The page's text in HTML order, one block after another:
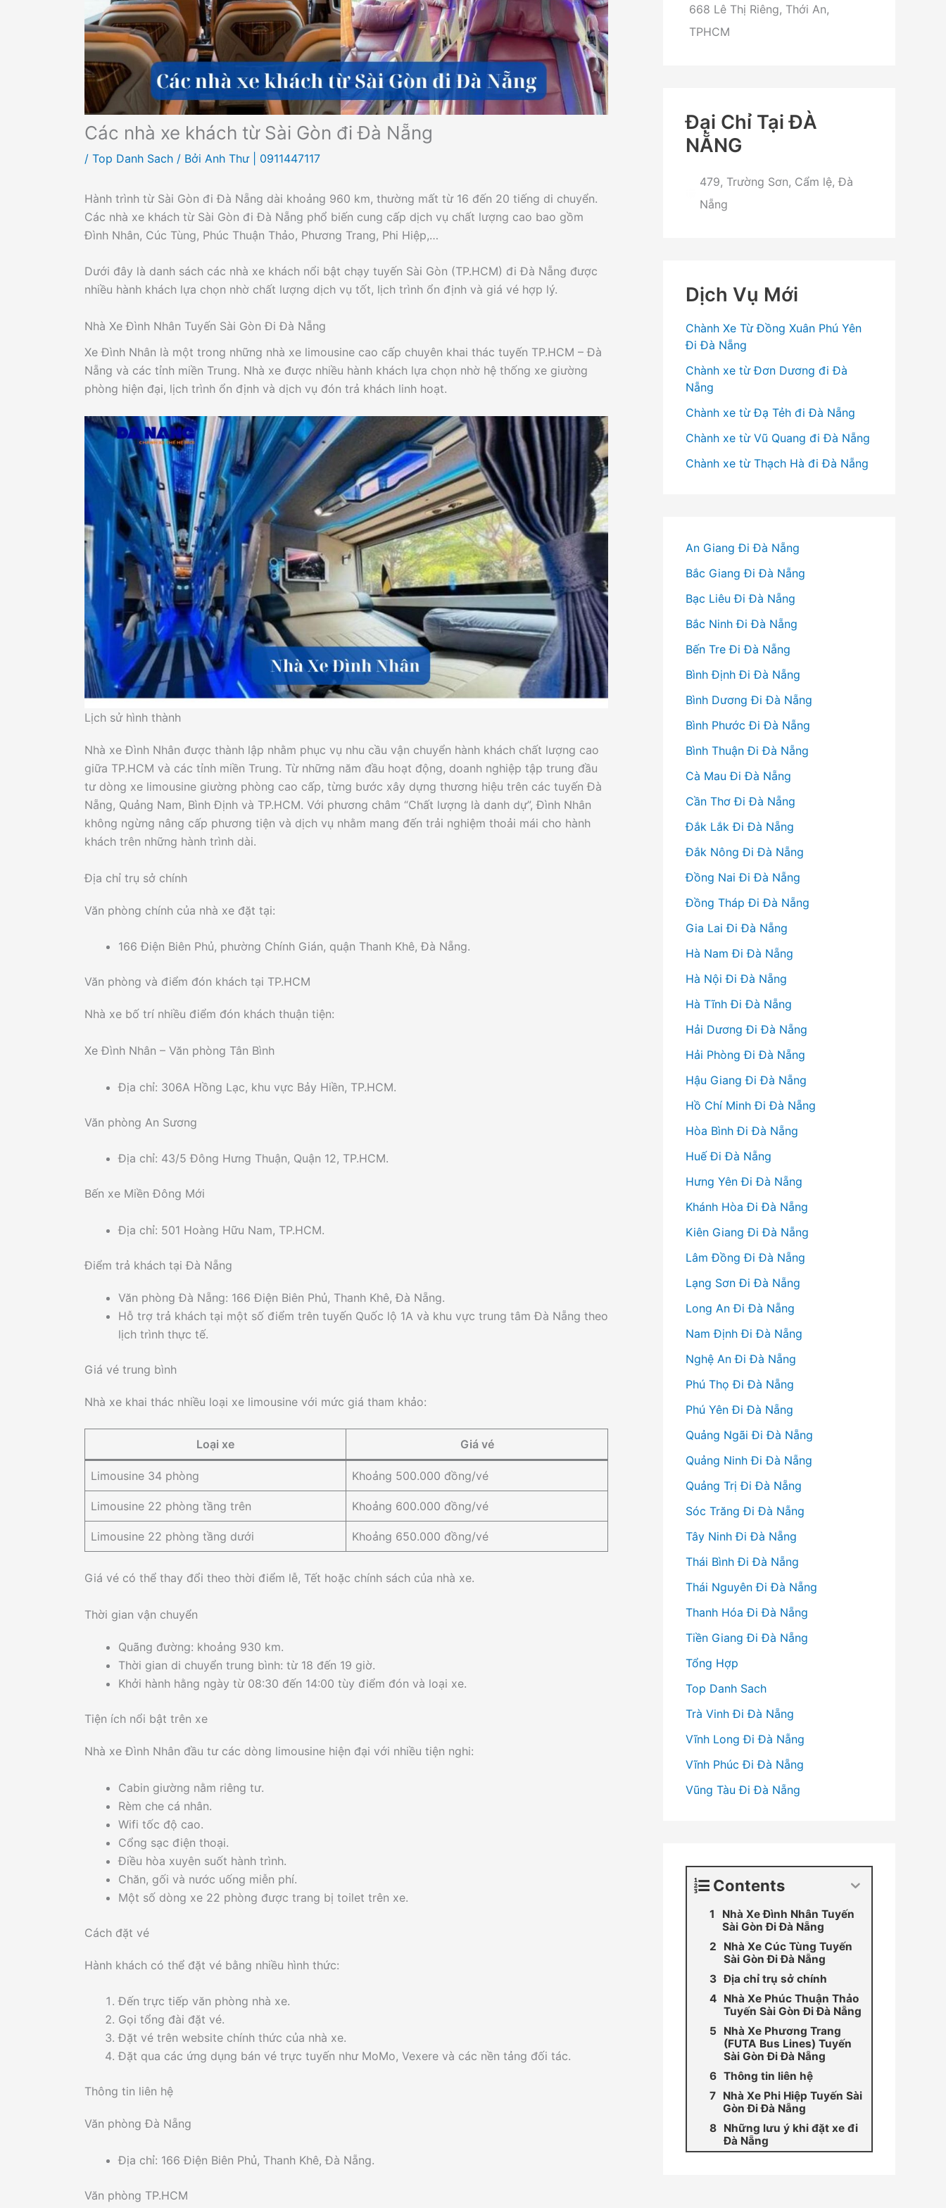
Các nhà xe khách từ Sài Gòn đi Đà Nẵng
/ Top Danh Sach / Bởi Anh Thư | 0911447117
Hành trình từ Sài Gòn đi Đà Nẵng dài khoảng 960 km, thường mất từ 16 đến 20 tiếng di chuyển.
Các nhà xe khách từ Sài Gòn đi Đà Nẵng phổ biến cung cấp dịch vụ chất lượng cao bao gồm
Đình Nhân, Cúc Tùng, Phúc Thuận Thảo, Phương Trang, Phi Hiệp,…
Dưới đây là danh sách các nhà xe khách nổi bật chạy tuyến Sài Gòn (TP.HCM) đi Đà Nẵng được
nhiều hành khách lựa chọn nhờ chất lượng dịch vụ tốt, lịch trình ổn định và giá vé hợp lý.
Nhà Xe Đình Nhân Tuyến Sài Gòn Đi Đà Nẵng
Xe Đình Nhân là một trong những nhà xe limousine cao cấp chuyên khai thác tuyến TP.HCM – Đà
Nẵng và các tỉnh miền Trung. Nhà xe được nhiều hành khách lựa chọn nhờ hệ thống xe giường
phòng hiện đại, lịch trình ổn định và dịch vụ đón trả khách linh hoạt.
Lịch sử hình thành
Nhà xe Đình Nhân được thành lập nhằm phục vụ nhu cầu vận chuyển hành khách chất lượng cao
giữa TP.HCM và các tỉnh miền Trung. Từ những năm đầu hoạt động, doanh nghiệp tập trung đầu
tư dòng xe limousine giường phòng cao cấp, từng bước xây dựng thương hiệu trên các tuyến Đà
Nẵng, Quảng Nam, Bình Định và TP.HCM. Với phương châm “Chất lượng là danh dự”, Đình Nhân
không ngừng nâng cấp phương tiện và dịch vụ nhằm mang đến trải nghiệm thoải mái cho hành
khách trên những hành trình dài.
Địa chỉ trụ sở chính
Văn phòng chính của nhà xe đặt tại:
166 Điện Biên Phủ, phường Chính Gián, quận Thanh Khê, Đà Nẵng.
Văn phòng và điểm đón khách tại TP.HCM
Nhà xe bố trí nhiều điểm đón khách thuận tiện:
Xe Đình Nhân – Văn phòng Tân Bình
Địa chỉ: 306A Hồng Lạc, khu vực Bảy Hiền, TP.HCM.
Văn phòng An Sương
Địa chỉ: 43/5 Đông Hưng Thuận, Quận 12, TP.HCM.
Bến xe Miền Đông Mới
Địa chỉ: 501 Hoàng Hữu Nam, TP.HCM.
Điểm trả khách tại Đà Nẵng
Văn phòng Đà Nẵng: 166 Điện Biên Phủ, Thanh Khê, Đà Nẵng.
Hỗ trợ trả khách tại một số điểm trên tuyến Quốc lộ 1A và khu vực trung tâm Đà Nẵng theo
lịch trình thực tế.
Giá vé trung bình
Nhà xe khai thác nhiều loại xe limousine với mức giá tham khảo:
Loại xe Giá vé
Limousine 34 phòng Khoảng 500.000 đồng/vé
Limousine 22 phòng tầng trên Khoảng 600.000 đồng/vé
Limousine 22 phòng tầng dưới Khoảng 650.000 đồng/vé
Giá vé có thể thay đổi theo thời điểm lễ, Tết hoặc chính sách của nhà xe.
Thời gian vận chuyển
Quãng đường: khoảng 930 km.
Thời gian di chuyển trung bình: từ 18 đến 19 giờ.
Khởi hành hằng ngày từ 08:30 đến 14:00 tùy điểm đón và loại xe.
Tiện ích nổi bật trên xe
Nhà xe Đình Nhân đầu tư các dòng limousine hiện đại với nhiều tiện nghi:
Cabin giường nằm riêng tư.
Rèm che cá nhân.
Wifi tốc độ cao.
Cổng sạc điện thoại.
Điều hòa xuyên suốt hành trình.
Chăn, gối và nước uống miễn phí.
Một số dòng xe 22 phòng được trang bị toilet trên xe.
Cách đặt vé
Hành khách có thể đặt vé bằng nhiều hình thức:
Đến trực tiếp văn phòng nhà xe.
Gọi tổng đài đặt vé.
Đặt vé trên website chính thức của nhà xe.
Đặt qua các ứng dụng bán vé trực tuyến như MoMo, Vexere và các nền tảng đối tác.
Thông tin liên hệ
Văn phòng Đà Nẵng
Địa chỉ: 166 Điện Biên Phủ, Thanh Khê, Đà Nẵng.
Văn phòng TP.HCM
668 Lê Thị Riêng, Thới An,
TPHCM
Đại Chỉ Tại ĐÀ
NẴNG
479, Trường Sơn, Cẩm lệ, Đà
Nẵng
Dịch Vụ Mới
Chành Xe Từ Đồng Xuân Phú Yên
Đi Đà Nẵng
Chành xe từ Đơn Dương đi Đà
Nẵng
Chành xe từ Đạ Tẻh đi Đà Nẵng
Chành xe từ Vũ Quang đi Đà Nẵng
Chành xe từ Thạch Hà đi Đà Nẵng
An Giang Đi Đà Nẵng
Bắc Giang Đi Đà Nẵng
Bạc Liêu Đi Đà Nẵng
Bắc Ninh Đi Đà Nẵng
Bến Tre Đi Đà Nẵng
Bình Định Đi Đà Nẵng
Bình Dương Đi Đà Nẵng
Bình Phước Đi Đà Nẵng
Bình Thuận Đi Đà Nẵng
Cà Mau Đi Đà Nẵng
Cần Thơ Đi Đà Nẵng
Đắk Lắk Đi Đà Nẵng
Đắk Nông Đi Đà Nẵng
Đồng Nai Đi Đà Nẵng
Đồng Tháp Đi Đà Nẵng
Gia Lai Đi Đà Nẵng
Hà Nam Đi Đà Nẵng
Hà Nội Đi Đà Nẵng
Hà Tĩnh Đi Đà Nẵng
Hải Dương Đi Đà Nẵng
Hải Phòng Đi Đà Nẵng
Hậu Giang Đi Đà Nẵng
Hồ Chí Minh Đi Đà Nẵng
Hòa Bình Đi Đà Nẵng
Huế Đi Đà Nẵng
Hưng Yên Đi Đà Nẵng
Khánh Hòa Đi Đà Nẵng
Kiên Giang Đi Đà Nẵng
Lâm Đồng Đi Đà Nẵng
Lạng Sơn Đi Đà Nẵng
Long An Đi Đà Nẵng
Nam Định Đi Đà Nẵng
Nghệ An Đi Đà Nẵng
Phú Thọ Đi Đà Nẵng
Phú Yên Đi Đà Nẵng
Quảng Ngãi Đi Đà Nẵng
Quảng Ninh Đi Đà Nẵng
Quảng Trị Đi Đà Nẵng
Sóc Trăng Đi Đà Nẵng
Tây Ninh Đi Đà Nẵng
Thái Bình Đi Đà Nẵng
Thái Nguyên Đi Đà Nẵng
Thanh Hóa Đi Đà Nẵng
Tiền Giang Đi Đà Nẵng
Tổng Hợp
Top Danh Sach
Trà Vinh Đi Đà Nẵng
Vĩnh Long Đi Đà Nẵng
Vĩnh Phúc Đi Đà Nẵng
Vũng Tàu Đi Đà Nẵng
Contents
Nhà Xe Đình Nhân Tuyến
Sài Gòn Đi Đà Nẵng
Nhà Xe Cúc Tùng Tuyến
Sài Gòn Đi Đà Nẵng
Địa chỉ trụ sở chính
Nhà Xe Phúc Thuận Thảo
Tuyến Sài Gòn Đi Đà Nẵng
Nhà Xe Phương Trang
(FUTA Bus Lines) Tuyến
Sài Gòn Đi Đà Nẵng
Thông tin liên hệ
Nhà Xe Phi Hiệp Tuyến Sài
Gòn Đi Đà Nẵng
Những lưu ý khi đặt xe đi
Đà Nẵng